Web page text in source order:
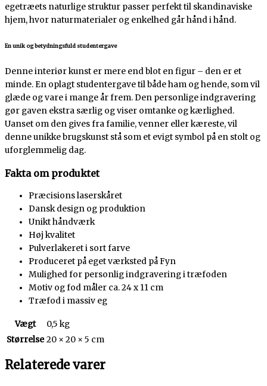
egetræets naturlige struktur passer perfekt til skandinaviske
hjem, hvor naturmaterialer og enkelhed går hånd i hånd.
En unik og betydningsfuld studentergave
Denne interiør kunst er mere end blot en figur – den er et
minde. En oplagt studentergave til både ham og hende, som vil
glæde og vare i mange år frem. Den personlige indgravering
gør gaven ekstra særlig og viser omtanke og kærlighed.
Uanset om den gives fra familie, venner eller kæreste, vil
denne unikke brugskunst stå som et evigt symbol på en stolt og
uforglemmelig dag.
Fakta om produktet
Præcisions laserskåret
Dansk design og produktion
Unikt håndværk
Høj kvalitet
Pulverlakeret i sort farve
Produceret på eget værksted på Fyn
Mulighed for personlig indgravering i træfoden
Motiv og fod måler ca. 24 x 11 cm
Træfod i massiv eg
Vægt
0,5 kg
Størrelse 20 × 20 × 5 cm
Relaterede varer